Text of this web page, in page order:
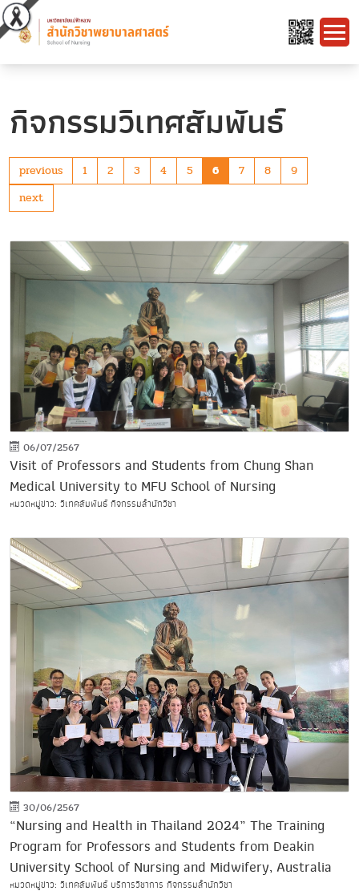
กิจกรรมวิเทศสัมพันธ์
previous 1 2 3 4 5 6 7 8
9
next
06/07/2567
Visit of Professors and Students from Chung Shan
Medical University to MFU School of Nursing
หมวดหมู่ข่าว: วิเทศสัมพันธ์ กิจกรรมสำนักวิชา
30/06/2567
“Nursing and Health in Thailand 2024” The Training
Program for Professors and Students from Deakin
University School of Nursing and Midwifery, Australia
หมวดหมู่ข่าว: วิเทศสัมพันธ์ บริการวิชาการ กิจกรรมสำนักวิชา